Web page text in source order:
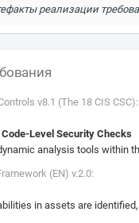
реализации
v8.1 (The 18 CIS CSC):
Level Security Checks
analysis tools within
(EN) v.2.0:
in assets are